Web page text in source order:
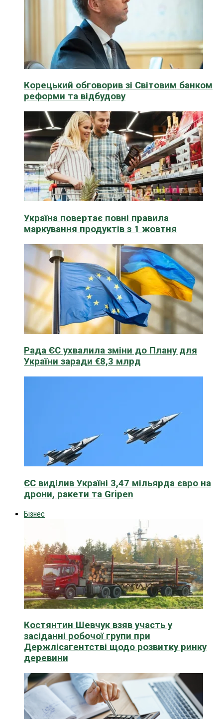
Корецький обговорив зі Світовим банком
реформи та відбудову
Україна повертає повні правила
маркування продуктів з 1 жовтня
Рада ЄС ухвалила зміни до Плану для
України заради €8,3 млрд
ЄС виділив Україні 3,47 мільярда євро на
дрони, ракети та Gripen
Бізнес
Костянтин Шевчук взяв участь у
засіданні робочої групи при
Держлісагентстві щодо розвитку ринку
деревини